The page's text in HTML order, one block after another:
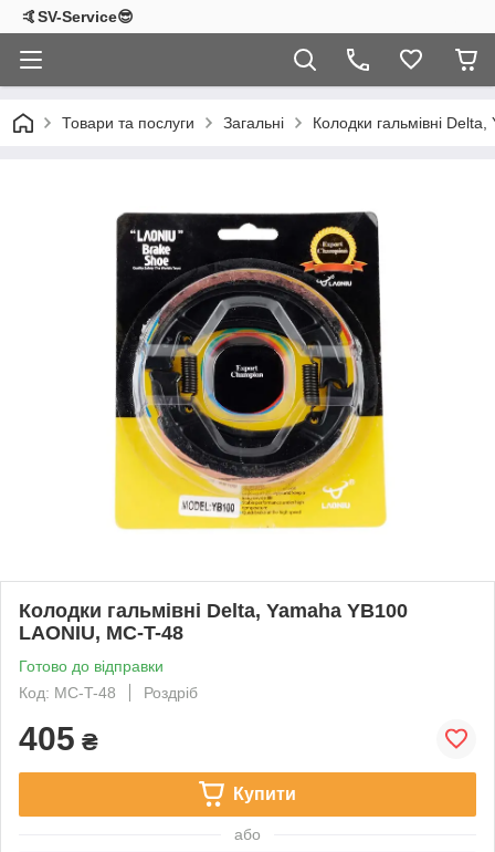
🤙SV-Service😎
Товари та послуги Загальні Колодки гальмівні
Колодки гальмівні Delta, Yamaha YB100
LAONIU, MC-T-48
Готово до відправки
Код: MC-T-48
Роздріб
405 ₴
Купити
або